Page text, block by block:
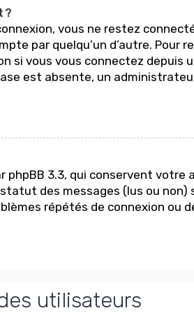
?
vous ne restez
par quelqu’un d’autre. Pour
si vous vous connectez depuis
est absente, un
phpBB 3.3, qui conservent
des messages (lus ou
répétés de connexion ou
utilisateurs